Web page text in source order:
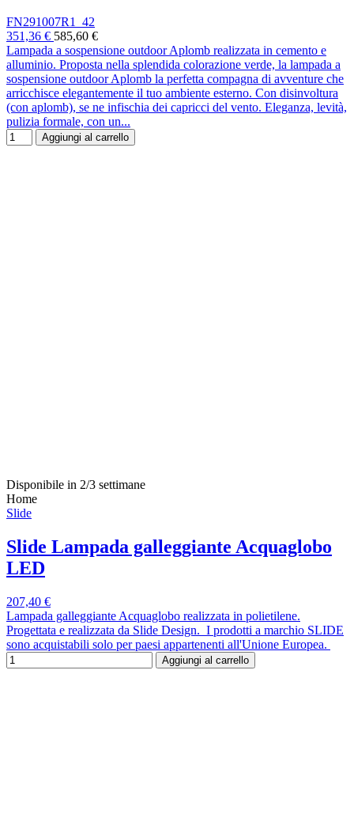
FN291007R1_42
351,36 € 585,60 €
Lampada a sospensione outdoor Aplomb realizzata in cemento e
alluminio. Proposta nella splendida colorazione verde, la lampada a
sospensione outdoor Aplomb la perfetta compagna di avventure che
arricchisce elegantemente il tuo ambiente esterno. Con disinvoltura
(con aplomb), se ne infischia dei capricci del vento. Eleganza, levità,
pulizia formale, con un...
Aggiungi al carrello
Disponibile in 2/3 settimane
Home
Slide
Slide Lampada galleggiante Acquaglobo
LED
207,40 €
Lampada galleggiante Acquaglobo realizzata in polietilene.
Progettata e realizzata da Slide Design. I prodotti a marchio SLIDE
sono acquistabili solo per paesi appartenenti all'Unione Europea.
Aggiungi al carrello